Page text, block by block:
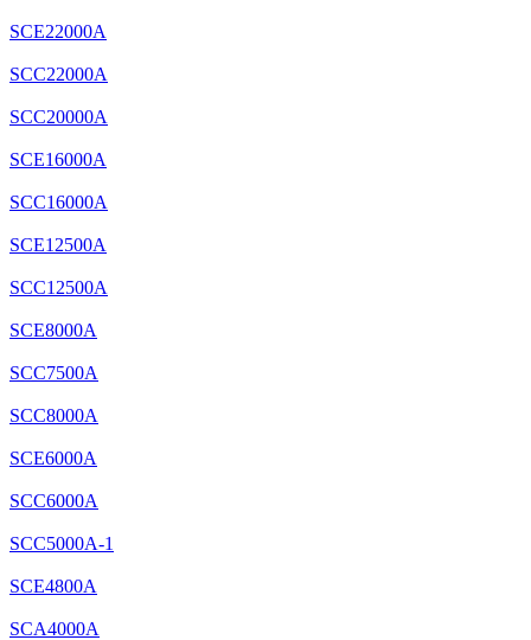
SCE22000A
SCC22000A
SCC20000A
SCE16000A
SCC16000A
SCE12500A
SCC12500A
SCE8000A
SCC7500A
SCC8000A
SCE6000A
SCC6000A
SCC5000A-1
SCE4800A
SCA4000A